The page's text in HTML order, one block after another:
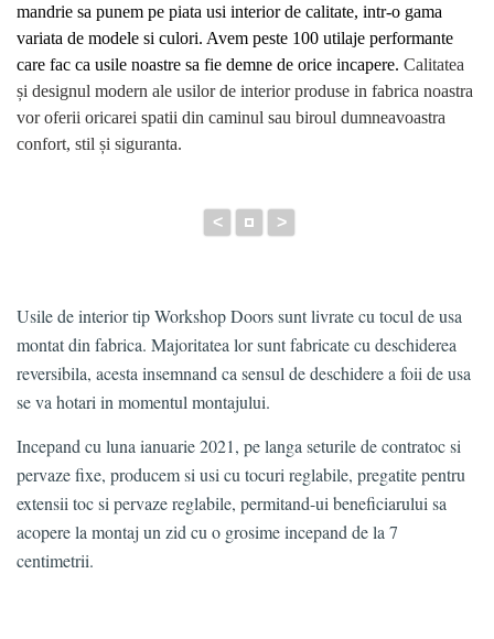
mandrie sa punem pe piata usi interior de calitate, intr-o gama
variata de modele si culori. Avem peste 100 utilaje performante
care fac ca usile noastre sa fie demne de orice incapere. Calitatea
și designul modern ale usilor de interior produse in fabrica noastra
vor oferii oricarei spatii din caminul sau biroul dumneavoastra
confort, stil și siguranta.
< >
Usile de interior tip Workshop Doors sunt livrate cu tocul de usa
montat din fabrica. Majoritatea lor sunt fabricate cu deschiderea
reversibila, acesta insemnand ca sensul de deschidere a foii de usa
se va hotari in momentul montajului.
Incepand cu luna ianuarie 2021, pe langa seturile de contratoc si
pervaze fixe, producem si usi cu tocuri reglabile, pregatite pentru
extensii toc si pervaze reglabile, permitand-ui beneficiarului sa
acopere la montaj un zid cu o grosime incepand de la 7
centimetrii.